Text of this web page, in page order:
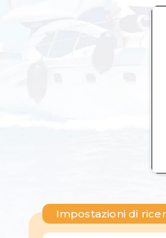
Impostazioni di